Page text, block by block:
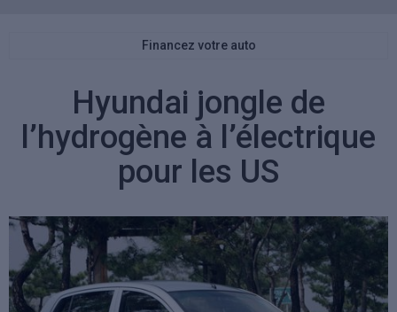
Financez votre auto
Hyundai jongle de
l’hydrogène à l’électrique
pour les US